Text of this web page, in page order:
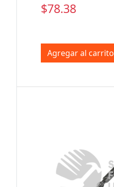
$78.38
Agregar al carrito